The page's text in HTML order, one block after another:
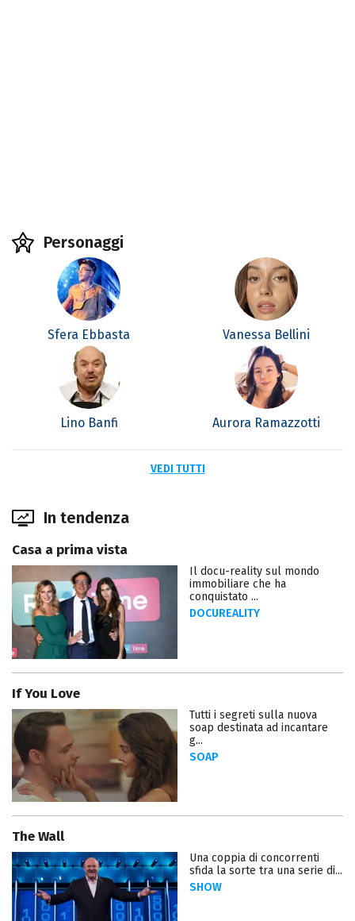
Personaggi
Sfera Ebbasta Vanessa Bellini
Lino Banfi Aurora Ramazzotti
VEDI TUTTI
In tendenza
Casa a prima vista
Il docu-reality sul mondo
immobiliare che ha
conquistato ...
DOCUREALITY
If You Love
Tutti i segreti sulla nuova
soap destinata ad incantare
g...
SOAP
The Wall
Una coppia di concorrenti
sfida la sorte tra una serie di...
SHOW